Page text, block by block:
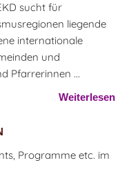
sucht für
liegende
internationale
und
Pfarrerinnen ...
Weiterlesen
Programme etc. im